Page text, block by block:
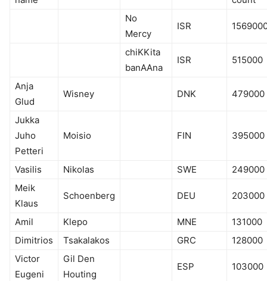
No
Mercy
ISR
chiKKita
banAAna
ISR 515000
Anja
Glud
Wisney DNK 479000
Jukka
Juho
Petteri
Moisio FIN 395000
Vasilis Nikolas SWE
249000
Meik
Klaus
Schoenberg DEU 203000
Amil Klepo MNE
131000
Dimitrios
Tsakalakos GRC
128000
Victor
Eugeni
Gil Den
Houting
ESP 103000